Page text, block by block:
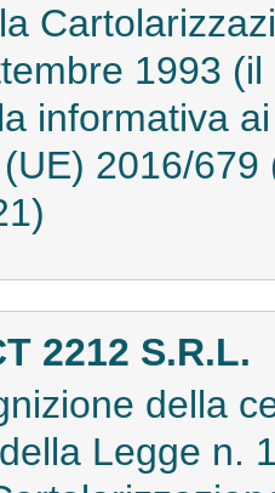
1993
informativa
2016/
2212 S.R.L.
della
Legge n.